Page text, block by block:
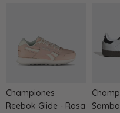
Championes
Reebok Glide - Rosa